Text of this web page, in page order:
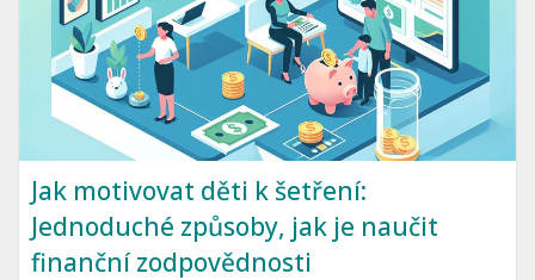
Jak motivovat děti k šetření:
Jednoduché způsoby, jak je naučit
finanční zodpovědnosti